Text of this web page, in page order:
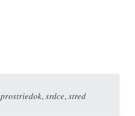
prostriedok, srdce, stred